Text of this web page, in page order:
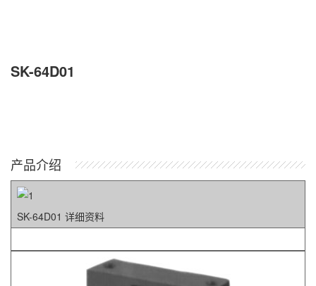
SK-64D01
产品介绍
SK-64D01 详细资料